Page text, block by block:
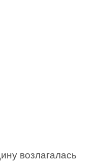
возлагалась